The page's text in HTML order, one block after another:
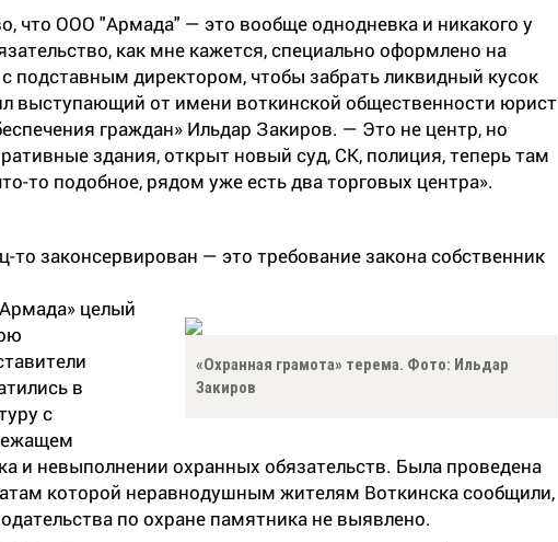
что ООО "Армада" — это вообще однодневка и никакого у
как мне кажется, специально оформлено на
подставным директором, чтобы забрать ликвидный кусок
выступающий от имени воткинской общественности юрист
граждан» Ильдар Закиров. — Это не центр, но
здания, открыт новый суд, СК, полиция, теперь там
то подобное, рядом уже есть два торговых центра».
то законсервирован — это требование закона собственник
«Охранная грамота» терема. Фото: Ильдар
Закиров
целый
в
с
и невыполнении охранных обязательств. Была проведена
которой неравнодушным жителям Воткинска сообщили,
по охране памятника не выявлено.